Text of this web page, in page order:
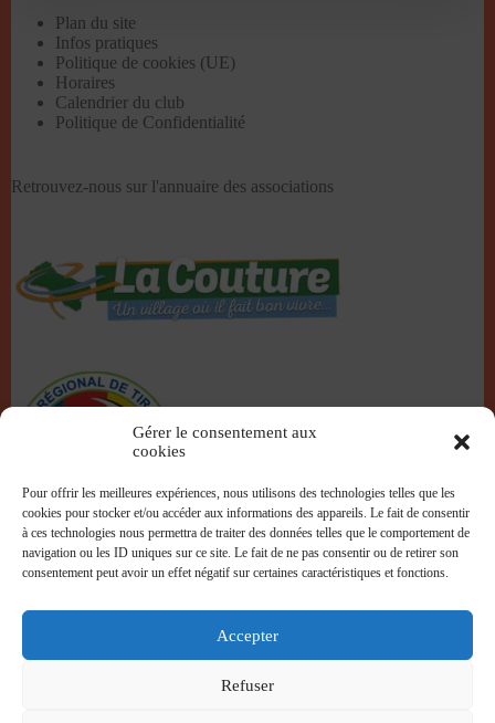
Gérer le consentement aux
cookies
Pour offrir les meilleures expériences, nous utilisons des technologies telles que les
cookies pour stocker et/ou accéder aux informations des appareils. Le fait de consentir
à ces technologies nous permettra de traiter des données telles que le comportement de
navigation ou les ID uniques sur ce site. Le fait de ne pas consentir ou de retirer son
consentement peut avoir un effet négatif sur certaines caractéristiques et fonctions.
Accepter
Refuser
Plan du site
Infos pratiques
Politique de cookies (UE)
Horaires
Calendrier du club
Politique de Confidentialité
Retrouvez-nous sur l'annuaire des associations